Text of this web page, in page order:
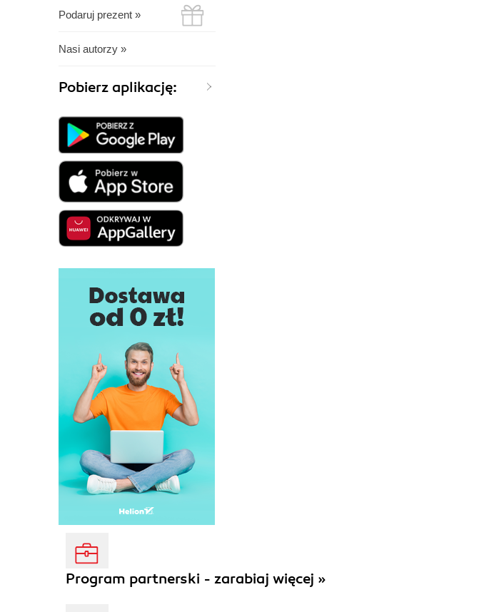
Podaruj prezent »
Nasi autorzy »
Pobierz aplikację:
Program partnerski - zarabiaj więcej »